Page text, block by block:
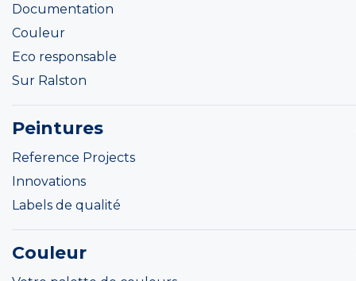
Documentation
Couleur
Eco responsable
Sur Ralston
Peintures
Reference Projects
Innovations
Labels de qualité
Couleur